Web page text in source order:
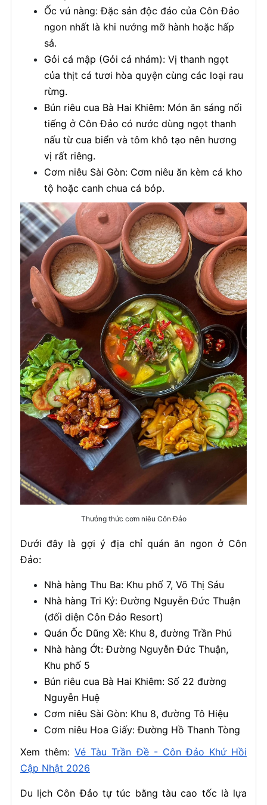
Ốc vú nàng: Đặc sản độc đáo của Côn Đảo
ngon nhất là khi nướng mỡ hành hoặc hấp
sả.
Gỏi cá mập (Gỏi cá nhám): Vị thanh ngọt
của thịt cá tươi hòa quyện cùng các loại rau
rừng.
Bún riêu cua Bà Hai Khiêm: Món ăn sáng nổi
tiếng ở Côn Đảo có nước dùng ngọt thanh
nấu từ cua biển và tôm khô tạo nên hương
vị rất riêng.
Cơm niêu Sài Gòn: Cơm niêu ăn kèm cá kho
tộ hoặc canh chua cá bóp.
Thưởng thức cơm niêu Côn Đảo
Dưới đây là gợi ý địa chỉ quán ăn ngon ở Côn
Đảo:
Nhà hàng Thu Ba: Khu phố 7, Võ Thị Sáu
Nhà hàng Tri Kỷ: Đường Nguyễn Đức Thuận
(đối diện Côn Đảo Resort)
Quán Ốc Dũng Xề: Khu 8, đường Trần Phú
Nhà hàng Ớt: Đường Nguyễn Đức Thuận,
Khu phố 5
Bún riêu cua Bà Hai Khiêm: Số 22 đường
Nguyễn Huệ
Cơm niêu Sài Gòn: Khu 8, đường Tô Hiệu
Cơm niêu Hoa Giấy: Đường Hồ Thanh Tòng
Xem thêm:Vé Tàu Trần Đề - Côn Đảo Khứ Hồi
Cập Nhật 2026
Du lịch Côn Đảo tự túc bằng tàu cao tốc là lựa